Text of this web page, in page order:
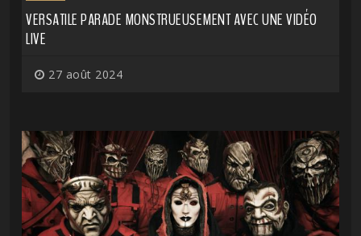
VERSATILE PARADE MONSTRUEUSEMENT AVEC UNE VIDÉO
LIVE
27 août 2024